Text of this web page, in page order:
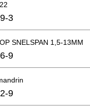
3
SNELSPAN 1,5-13MM
9
9